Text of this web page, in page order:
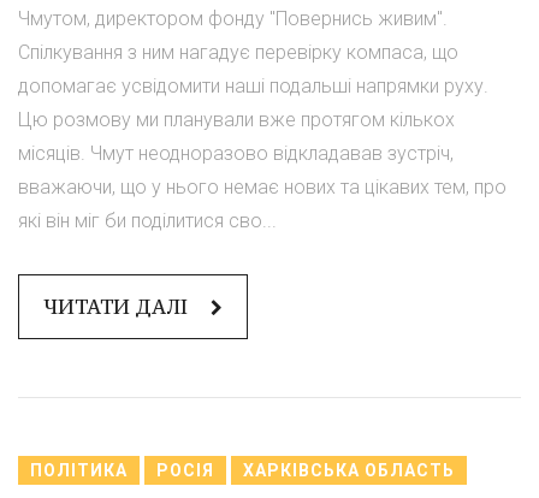
Чмутом, директором фонду "Повернись живим".
Спілкування з ним нагадує перевірку компаса, що
допомагає усвідомити наші подальші напрямки руху.
Цю розмову ми планували вже протягом кількох
місяців. Чмут неодноразово відкладавав зустріч,
вважаючи, що у нього немає нових та цікавих тем, про
які він міг би поділитися сво...
ЧИТАТИ ДАЛІ
ПОЛІТИКА РОСІЯ ХАРКІВСЬКА ОБЛАСТЬ